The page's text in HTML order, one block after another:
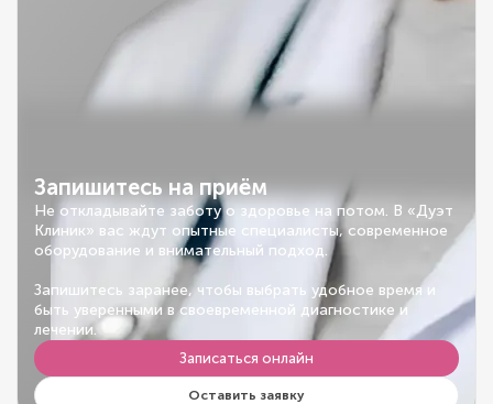
Запишитесь на приём
Не откладывайте заботу о здоровье на потом. В «Дуэт
Клиник» вас ждут опытные специалисты, современное
оборудование и внимательный подход.
Запишитесь заранее, чтобы выбрать удобное время и
быть уверенными в своевременной диагностике и
лечении.
Записаться онлайн
Оставить заявку